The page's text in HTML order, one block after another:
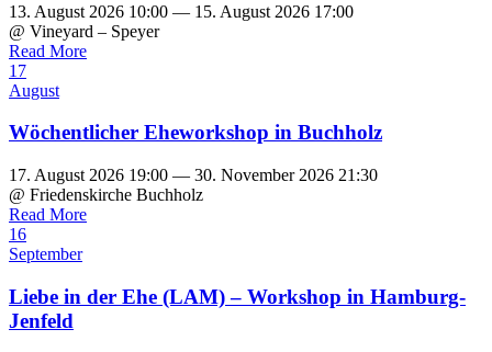
13. August 2026 10:00 — 15. August 2026 17:00
@ Vineyard – Speyer
Read More
17
August
Wöchentlicher Eheworkshop in Buchholz
17. August 2026 19:00 — 30. November 2026 21:30
@ Friedenskirche Buchholz
Read More
16
September
Liebe in der Ehe (LAM) – Workshop in Hamburg-
Jenfeld